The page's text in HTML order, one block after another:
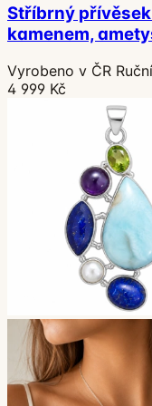
Stříbrný
kamenem,
Vyrobeno v ČR
4 999 Kč